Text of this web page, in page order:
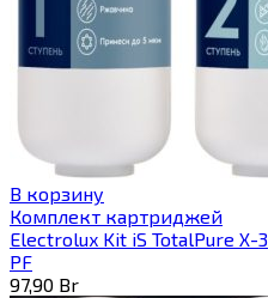
В корзину
Комплект картриджей
Electrolux Kit iS TotalPure X-3
PF
97,90 Br